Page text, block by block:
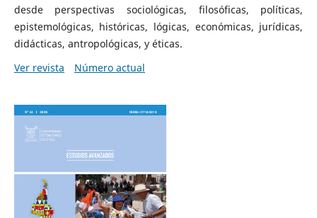
desde perspectivas sociológicas, filosóficas, políticas,
epistemológicas, históricas, lógicas, económicas, jurídicas,
didácticas, antropológicas, y éticas.
Ver revista
Número actual